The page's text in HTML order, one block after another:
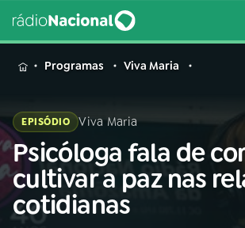
MENU
Buscar
na
Rádio
Nacional
Buscar
Programas Viva Maria
EPISÓDIO Viva Maria
Psicóloga fala de
cultivar a paz nas
cotidianas